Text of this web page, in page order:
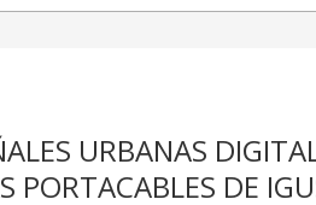
URBANAS
PORTACABLES DE